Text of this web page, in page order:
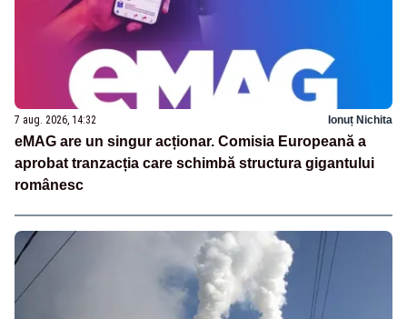
7 aug. 2026, 14:32 Ionuț Nichita
eMAG are un singur acționar. Comisia Europeană a
aprobat tranzacția care schimbă structura gigantului
românesc